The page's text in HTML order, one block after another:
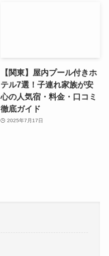
【関東】屋内プール付きホ
テル7選！子連れ家族が安
心の人気宿・料金・口コミ
徹底ガイド
2025年7月17日